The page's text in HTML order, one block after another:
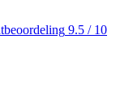
9.5 / 10